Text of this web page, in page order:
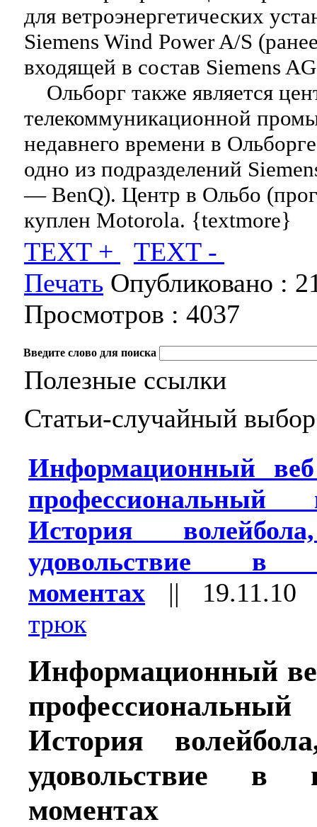
для ветроэнергетических
Siemens Wind Power A/S
входящей в состав Siemens
Ольборг также является
телекоммуникационной
недавнего времени в
одно из подразделений
— BenQ). Центр в Ольбо
куплен Motorola. {textmore}
TEXT +
TEXT -
Печать Опубликовано :
Просмотров : 4037
Введите слово для поиска
Полезные ссылки
Статьи-случайный выбор
Информационный
История
удовольствие в
моментах || 19.11.10
трюк
Информационный
История
удовольствие в
моментах